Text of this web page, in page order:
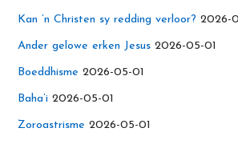
Kan ’n Christen sy redding verloor? 2026-
Ander gelowe erken Jesus 2026-05-01
Boeddhisme 2026-05-01
Baha’i 2026-05-01
Zoroastrisme 2026-05-01